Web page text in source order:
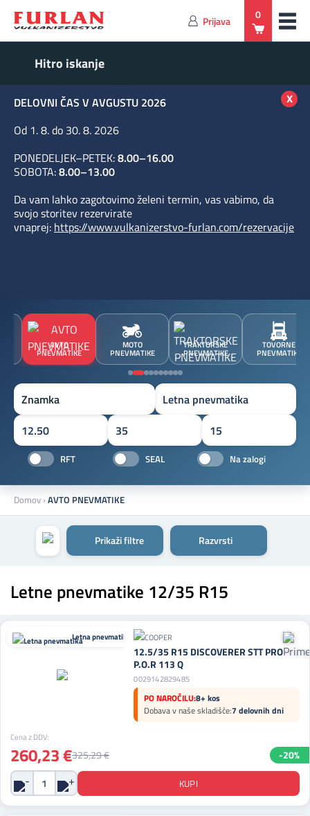
Prijava 0
DELOVNI ČAS V AVGUSTU 2026
Od 1. 8. do 30. 8. 2026
PONEDELJEK–PETEK:8.00–16.00
SOBOTA:8.00–13.00
Da vam lahko zagotovimo želeni termin, vas vabimo, da
svojo storitev rezervirate
vnaprej: https://www.vulkanizerstvo-furlan.com/rezervacije
x
AVTO
PNEVMATIKE
MOTO
PNEVMATIKE
TRAKTORSKE
PNEVMATIKE
TOVORNE
PNEVMATIKE
Znamka
RFT SEAL Na zalogi
Domov ›AVTO PNEVMATIKE
Prikaži filtre Razvrsti
Letne pnevmatike 12/35 R15
Letna pnevmatika
12.5/35 R15 DISCOVERER STT PRO
P.O.R 113 Q
0029142829485
PO NAROČILU:8+ kos
Dobava v naše skladišče:7 delovnih dni
Cena z DDV:
260,23 €325,29 € -20%